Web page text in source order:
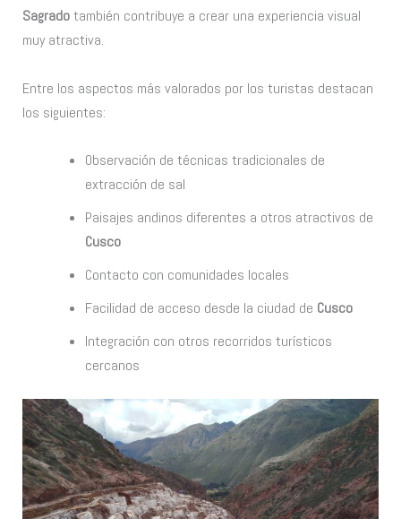
Sagradotambién contribuye a crear una experiencia visual
muy atractiva.
Entre los aspectos más valorados por los turistas destacan
los siguientes:
Observación de técnicas tradicionales de
extracción de sal
Paisajes andinos diferentes a otros atractivos de
Cusco
Contacto con comunidades locales
Facilidad de acceso desde la ciudad de Cusco
Integración con otros recorridos turísticos
cercanos